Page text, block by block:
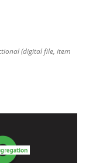
(digital file, item